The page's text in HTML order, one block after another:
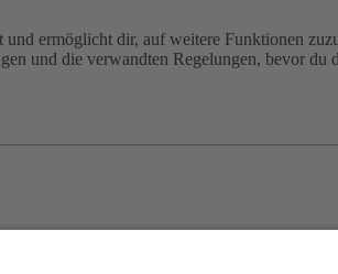
ermöglicht dir, auf weitere Funktionen
und die verwandten Regelungen, bevor du